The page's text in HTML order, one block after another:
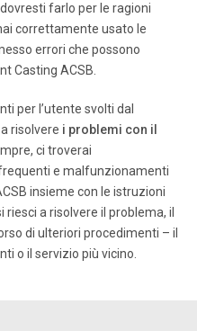
1 19 15 13 17 18 14 16
Home Products
in design, materials,
1. Unplug the electrical
to cool if it has been
from the wall to gain
the firebox
firebox.
farlo per le ragioni
correttamente usato le
errori che possono
Casting ACSB.
per l’utente svolti dal
risolvere i problemi con il
ci troverai
e malfunzionamenti
insieme con le istruzioni
a risolvere il problema, il
di ulteriori procedimenti – il
o il servizio più vicino.